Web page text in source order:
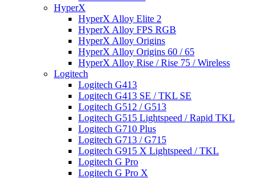
HyperX
HyperX Alloy Elite 2
HyperX Alloy FPS RGB
HyperX Alloy Origins
HyperX Alloy Origins 60 / 65
HyperX Alloy Rise / Rise 75 / Wireless
Logitech
Logitech G413
Logitech G413 SE / TKL SE
Logitech G512 / G513
Logitech G515 Lightspeed / Rapid TKL
Logitech G710 Plus
Logitech G713 / G715
Logitech G915 X Lightspeed / TKL
Logitech G Pro
Logitech G Pro X